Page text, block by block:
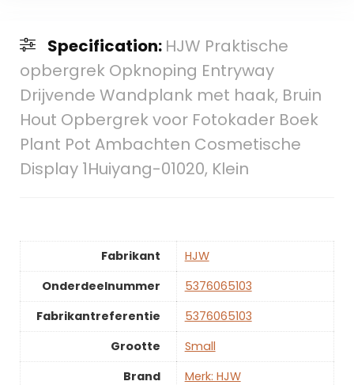
Specification: HJW Praktische
opbergrek Opknoping Entryway
Drijvende Wandplank met haak, Bruin
Hout Opbergrek voor Fotokader Boek
Plant Pot Ambachten Cosmetische
Display 1Huiyang-01020, Klein
Fabrikant
‎HJW
Onderdeelnummer
‎5376065103
Fabrikantreferentie
‎5376065103
Grootte
‎Small
Brand
Merk: HJW